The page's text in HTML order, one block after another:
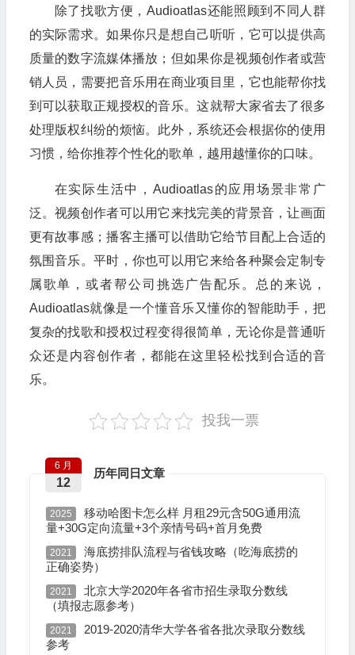
除了找歌方便，Audioatlas还能照顾到不同人群
的实际需求。如果你只是想自己听听，它可以提供高
质量的数字流媒体播放；但如果你是视频创作者或营
销人员，需要把音乐用在商业项目里，它也能帮你找
到可以获取正规授权的音乐。这就帮大家省去了很多
处理版权纠纷的烦恼。此外，系统还会根据你的使用
习惯，给你推荐个性化的歌单，越用越懂你的口味。
在实际生活中，Audioatlas的应用场景非常广
泛。视频创作者可以用它来找完美的背景音，让画面
更有故事感；播客主播可以借助它给节目配上合适的
氛围音乐。平时，你也可以用它来给各种聚会定制专
属歌单，或者帮公司挑选广告配乐。总的来说，
Audioatlas就像是一个懂音乐又懂你的智能助手，把
复杂的找歌和授权过程变得很简单，无论你是普通听
众还是内容创作者，都能在这里轻松找到合适的音
乐。
投我一票
历年同日文章
6 月
12
2025
移动哈图卡怎么样 月租29元含50G通用流
量+30G定向流量+3个亲情号码+首月免费
2021
海底捞排队流程与省钱攻略（吃海底捞的
正确姿势）
2021
北京大学2020年各省市招生录取分数线
（填报志愿参考）
2021
2019-2020清华大学各省各批次录取分数线
参考